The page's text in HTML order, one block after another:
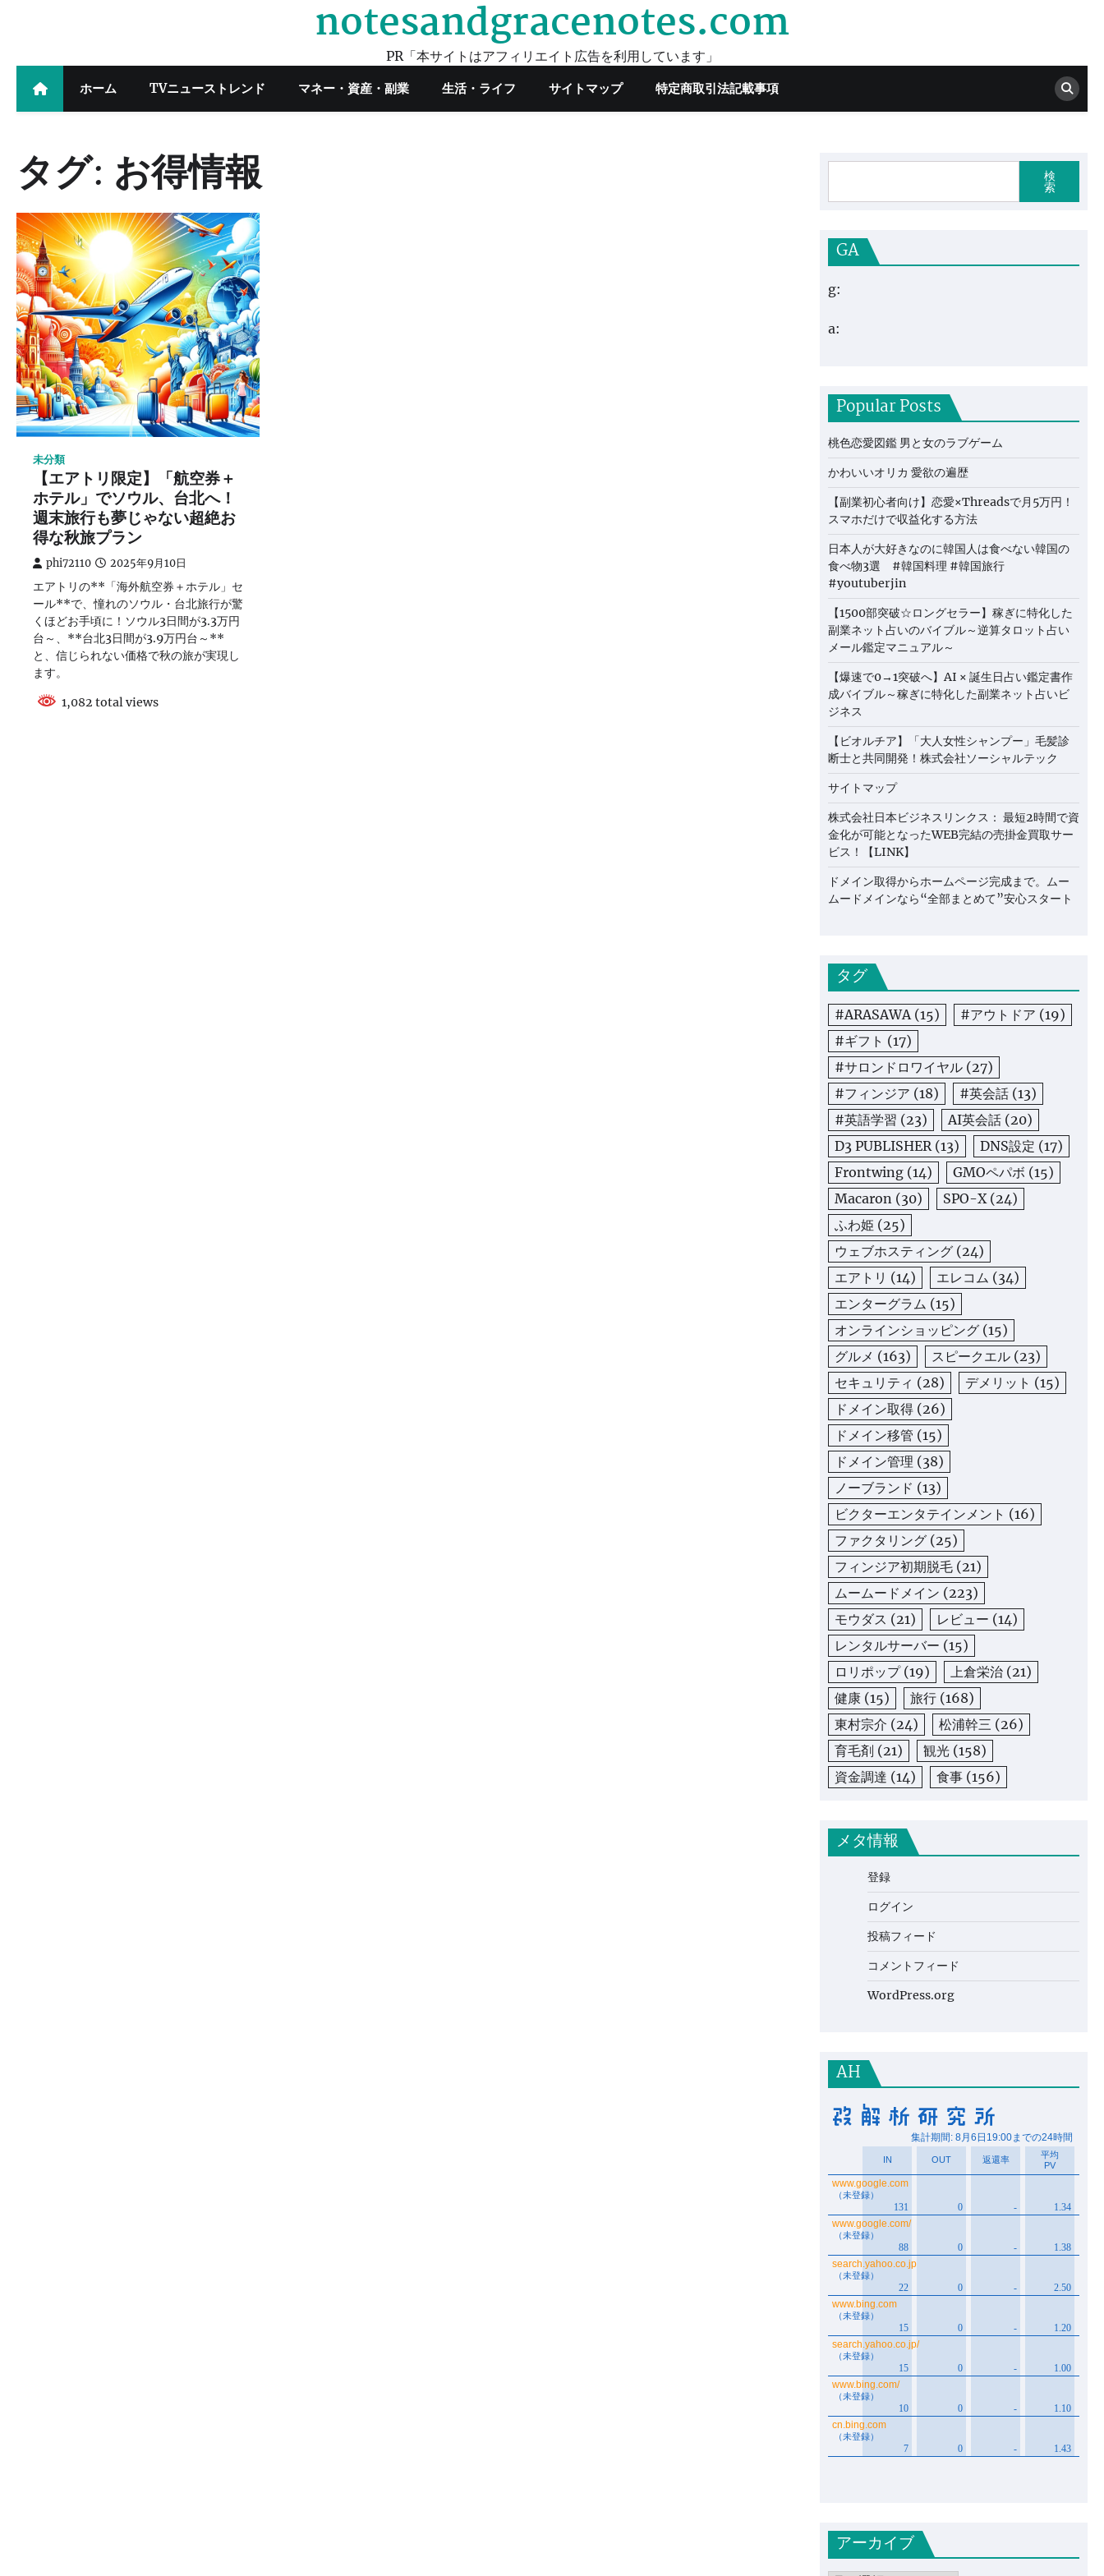
notesandgracenotes.com
PR「本サイトはアフィリエイト広告を利用しています」
ホーム TVニューストレンド マネー・資産・副業 生活・ライフ サイトマップ 特定商取引法記載事項
タグ: お得情報
未分類
【エアトリ限定】「航空券＋
ホテル」でソウル、台北へ！
週末旅行も夢じゃない超絶お
得な秋旅プラン
phi72110 2025年9月10日
エアトリの**「海外航空券＋ホテル」セ
ール**で、憧れのソウル・台北旅行が驚
くほどお手頃に！ソウル3日間が3.3万円
台～、**台北3日間が3.9万円台～**
と、信じられない価格で秋の旅が実現し
ます。
1,082 total views
検
索
GA
g:
a:
Popular Posts
桃色恋愛図鑑 男と女のラブゲーム
かわいいオリカ 愛欲の遍歴
【副業初心者向け】恋愛×Threadsで月5万円！
スマホだけで収益化する方法
日本人が大好きなのに韓国人は食べない韓国の
食べ物3選 #韓国料理 #韓国旅行
#youtuberjin
【1500部突破☆ロングセラー】稼ぎに特化した
副業ネット占いのバイブル～逆算タロット占い
メール鑑定マニュアル～
【爆速で0→1突破へ】AI × 誕生日占い鑑定書作
成バイブル～稼ぎに特化した副業ネット占いビ
ジネス
【ビオルチア】「大人女性シャンプー」毛髪診
断士と共同開発！株式会社ソーシャルテック
サイトマップ
株式会社日本ビジネスリンクス： 最短2時間で資
金化が可能となったWEB完結の売掛金買取サー
ビス！【LINK】
ドメイン取得からホームページ完成まで。ムー
ムードメインなら“全部まとめて”安心スタート
タグ
#ARASAWA(15) #アウトドア (19)
#ギフト (17)
#サロンドロワイヤル (27)
#フィンジア (18) #英会話 (13)
#英語学習 (23) AI英会話 (20)
D3 PUBLISHER(13) DNS設定 (17)
Frontwing (14) GMOペパボ (15)
Macaron (30) SPO-X(24)
ふわ姫 (25)
ウェブホスティング (24)
エアトリ (14) エレコム (34)
エンターグラム (15)
オンラインショッピング (15)
グルメ (163) スピークエル (23)
セキュリティ (28) デメリット (15)
ドメイン取得 (26)
ドメイン移管 (15)
ドメイン管理 (38)
ノーブランド (13)
ビクターエンタテインメント (16)
ファクタリング (25)
フィンジア初期脱毛 (21)
ムームードメイン (223)
モウダス (21) レビュー (14)
レンタルサーバー (15)
ロリポップ(19) 上倉栄治 (21)
健康 (15) 旅行 (168)
東村宗介 (24) 松浦幹三 (26)
育毛剤 (21) 観光 (158)
資金調達 (14) 食事 (156)
メタ情報
登録
ログイン
投稿フィード
コメントフィード
WordPress.org
AH
アーカイブ